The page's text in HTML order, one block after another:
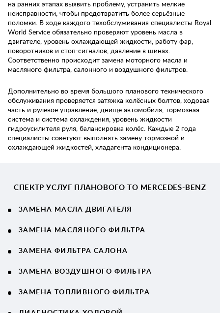
на ранних этапах выявить проблему, устранить мелкие
неисправности, чтобы предотвратить более серьёзные
поломки. В ходе каждого техобслуживания специалисты Royal
World Service обязательно проверяют уровень масла в
двигателе, уровень охлаждающей жидкости, работу фар,
поворотников и стоп-сигналов, давление в шинах.
Соответственно происходит замена моторного масла и
масляного фильтра, салонного и воздушного фильтров.
Дополнительно во время большого планового технического
обслуживания проверяется затяжка колёсных болтов, ходовая
часть и рулевое управление, днище автомобиля, тормозная
система и система охлаждения, уровень жидкости
гидроусилителя руля, балансировка колёс. Каждые 2 года
специалисты советуют выполнять замену тормозной и
охлаждающей жидкостей, хладагента кондиционера.
СПЕКТР УСЛУГ ПЛАНОВОГО ТО MERCEDES-BENZ
ЗАМЕНА МАСЛА ДВИГАТЕЛЯ
ЗАМЕНА МАСЛЯНОГО ФИЛЬТРА
ЗАМЕНА ФИЛЬТРА САЛОНА
ЗАМЕНА ВОЗДУШНОГО ФИЛЬТРА
ЗАМЕНА ТОПЛИВНОГО ФИЛЬТРА